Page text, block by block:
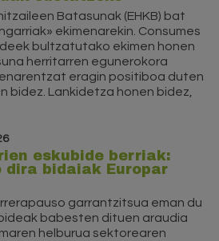
Batasunak (EHKB) bat
ekimenarekin. Consumes
bultzatutako ekimen honen
herritarren egunerokora
eragin positiboa duten
bidez. Lankidetza honen bidez,
eskubide berriak:
dira bidaiak Europar
garrantzitsua eman du
babesten dituen araudia
helburua sektorearen